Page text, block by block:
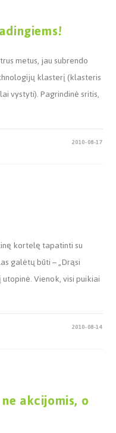
metus, jau subrendo
klasterį (klasteris
vystyti). Pagrindinė sritis,
2010-08-17
kortelę tapatinti su
galėtų būti – „Drąsi
Vienok, visi puikiai
2010-08-14
akcijomis, o